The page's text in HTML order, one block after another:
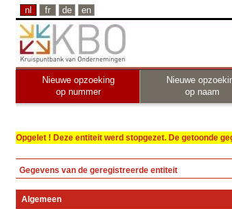
nl fr de en
Nieuwe opzoeking
op nummer
Nieuwe
op naam
Opgelet ! Deze entiteit werd stopgezet. De getoonde
Gegevens van de geregistreerde entiteit
Algemeen